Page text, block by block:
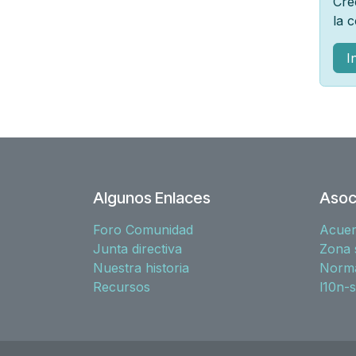
la
Algunos Enlaces
Foro Comunidad
Junta directiva
Nuestra historia
Recursos
Zona
l10n-